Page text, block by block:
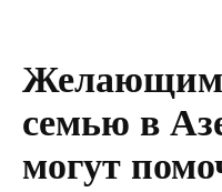
Желающим
семью в
могут